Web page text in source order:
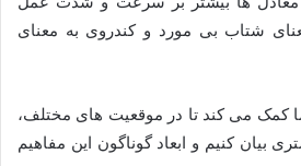
شتاب بی مورد و کندروی به معنای
کمک می کند تا در موقعیت های مختلف،
بیان کنیم و ابعاد گوناگون این مفاهیم